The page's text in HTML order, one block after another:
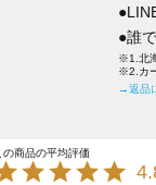
●誰
※1.北
※2.カ
→返品